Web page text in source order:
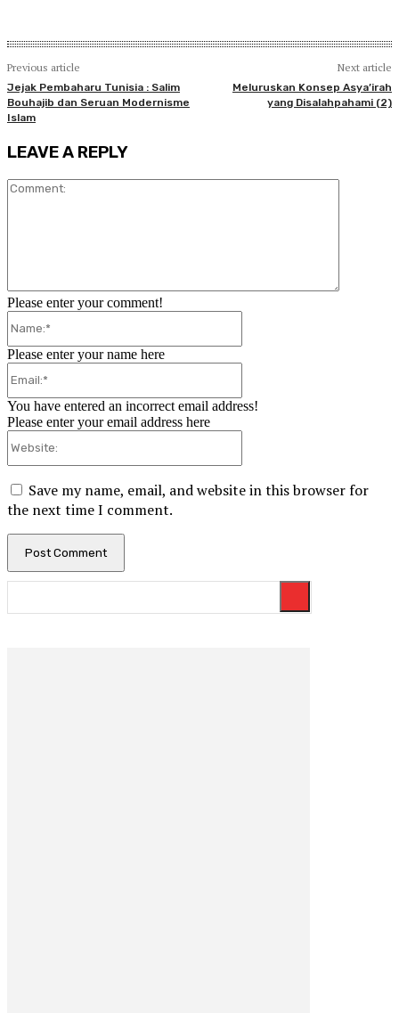
Previous article
Jejak Pembaharu Tunisia : Salim
Bouhajib dan Seruan Modernisme
Islam
Next article
Meluruskan Konsep Asya’irah
yang Disalahpahami (2)
LEAVE A REPLY
Please enter your comment!
Please enter your name here
You have entered an incorrect email address!
Please enter your email address here
Save my name, email, and website in this browser for
the next time I comment.